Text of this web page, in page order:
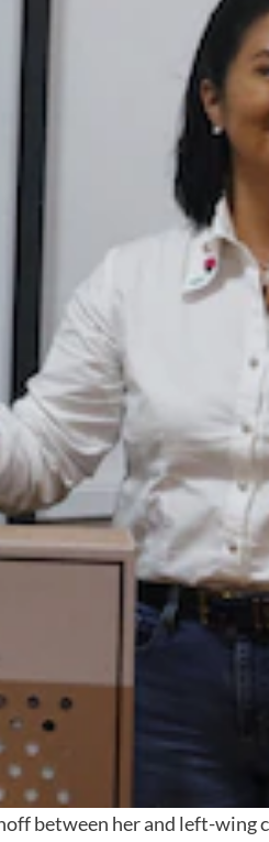
between her and left-wing